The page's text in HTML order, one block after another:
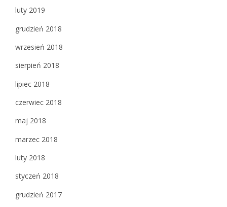
luty 2019
grudzień 2018
wrzesień 2018
sierpień 2018
lipiec 2018
czerwiec 2018
maj 2018
marzec 2018
luty 2018
styczeń 2018
grudzień 2017